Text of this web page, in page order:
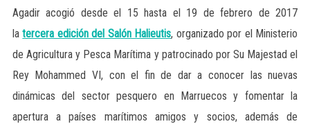
Agadir acogió desde el 15 hasta el 19 de febrero de 2017
latercera edición del Salón Halieutis, organizado por el Ministerio
de Agricultura y Pesca Marítima y patrocinado por Su Majestad el
Rey Mohammed VI, con el fin de dar a conocer las nuevas
dinámicas del sector pesquero en Marruecos y fomentar la
apertura a países marítimos amigos y socios, además de